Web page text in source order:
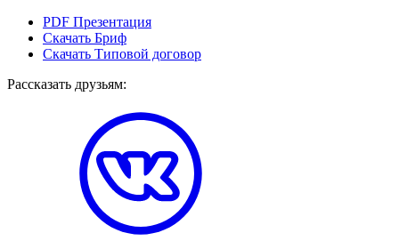
PDF Презентация
Скачать Бриф
Скачать Типовой договор
Рассказать друзьям: